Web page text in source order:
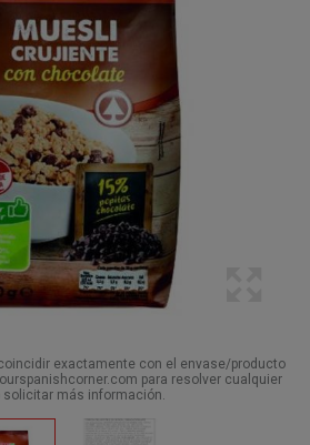
exactamente con el envase/producto
para resolver cualquier
solicitar más información.